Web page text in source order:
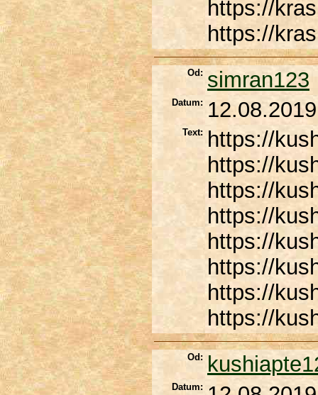
https://
https://
Od: simran123
Datum: 12.08.2019
Text:
https://
https://
https://
https://
https://
https://
https://
https://
Od:
Datum: